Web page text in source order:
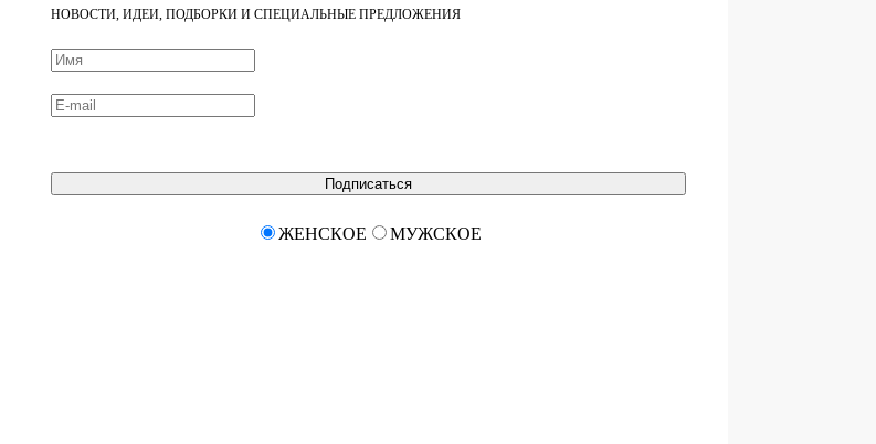
НОВОСТИ, ИДЕИ, ПОДБОРКИ И СПЕЦИАЛЬНЫЕ ПРЕДЛОЖЕНИЯ
Подписаться
ЖЕНСКОЕ МУЖСКОЕ